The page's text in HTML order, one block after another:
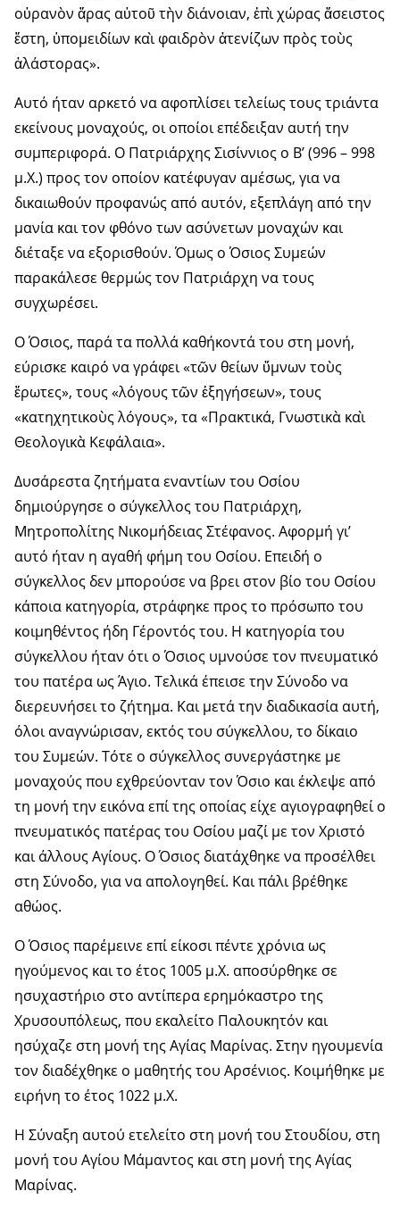
οὐρανὸν ἄρας αὐτοῦ τὴν διάνοιαν, ἐπὶ χώρας ἄσειστος
ἔστη, ὑπομειδίων καὶ φαιδρὸν ἀτενίζων πρὸς τοὺς
ἀλάστορας».
Αυτό ήταν αρκετό να αφοπλίσει τελείως τους τριάντα
εκείνους μοναχούς, οι οποίοι επέδειξαν αυτή την
συμπεριφορά. Ο Πατριάρχης Σισίννιος ο Β’ (996 – 998
μ.Χ.) προς τον οποίον κατέφυγαν αμέσως, για να
δικαιωθούν προφανώς από αυτόν, εξεπλάγη από την
μανία και τον φθόνο των ασύνετων μοναχών και
διέταξε να εξορισθούν. Όμως ο Όσιος Συμεών
παρακάλεσε θερμώς τον Πατριάρχη να τους
συγχωρέσει.
Ο Όσιος, παρά τα πολλά καθήκοντά του στη μονή,
εύρισκε καιρό να γράφει «τῶν θείων ὕμνων τοὺς
ἔρωτες», τους «λόγους τῶν ἐξηγήσεων», τους
«κατηχητικοὺς λόγους», τα «Πρακτικά, Γνωστικὰ καὶ
Θεολογικὰ Κεφάλαια».
Δυσάρεστα ζητήματα εναντίων του Οσίου
δημιούργησε ο σύγκελλος του Πατριάρχη,
Μητροπολίτης Νικομήδειας Στέφανος. Αφορμή γι’
αυτό ήταν η αγαθή φήμη του Οσίου. Επειδή ο
σύγκελλος δεν μπορούσε να βρει στον βίο του Οσίου
κάποια κατηγορία, στράφηκε προς το πρόσωπο του
κοιμηθέντος ήδη Γέροντός του. Η κατηγορία του
σύγκελλου ήταν ότι ο Όσιος υμνούσε τον πνευματικό
του πατέρα ως Άγιο. Τελικά έπεισε την Σύνοδο να
διερευνήσει το ζήτημα. Και μετά την διαδικασία αυτή,
όλοι αναγνώρισαν, εκτός του σύγκελλου, το δίκαιο
του Συμεών. Τότε ο σύγκελλος συνεργάστηκε με
μοναχούς που εχθρεύονταν τον Όσιο και έκλεψε από
τη μονή την εικόνα επί της οποίας είχε αγιογραφηθεί ο
πνευματικός πατέρας του Οσίου μαζί με τον Χριστό
και άλλους Αγίους. Ο Όσιος διατάχθηκε να προσέλθει
στη Σύνοδο, για να απολογηθεί. Και πάλι βρέθηκε
αθώος.
Ο Όσιος παρέμεινε επί είκοσι πέντε χρόνια ως
ηγούμενος και το έτος 1005 μ.Χ. αποσύρθηκε σε
ησυχαστήριο στο αντίπερα ερημόκαστρο της
Χρυσουπόλεως, που εκαλείτο Παλουκητόν και
ησύχαζε στη μονή της Αγίας Μαρίνας. Στην ηγουμενία
τον διαδέχθηκε ο μαθητής του Αρσένιος. Κοιμήθηκε με
ειρήνη το έτος 1022 μ.Χ.
Η Σύναξη αυτού ετελείτο στη μονή του Στουδίου, στη
μονή του Αγίου Μάμαντος και στη μονή της Αγίας
Μαρίνας.